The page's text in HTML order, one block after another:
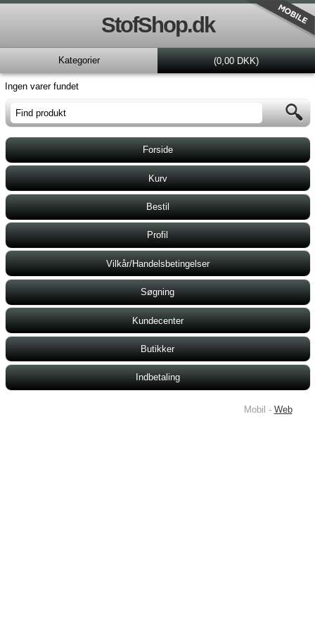
StofShop.dk
Kategorier (0,00 DKK)
Ingen varer fundet
Forside
Kurv
Bestil
Profil
Vilkår/Handelsbetingelser
Søgning
Kundecenter
Butikker
Indbetaling
Mobil - Web